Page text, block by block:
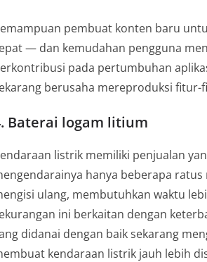
pembuat konten baru
— dan kemudahan pengguna
pada pertumbuhan
berusaha mereproduksi
Baterai logam litium
listrik memiliki penjualan
hanya beberapa
ulang, membutuhkan waktu
ini berkaitan dengan
didanai dengan baik sekarang
kendaraan listrik jauh lebih